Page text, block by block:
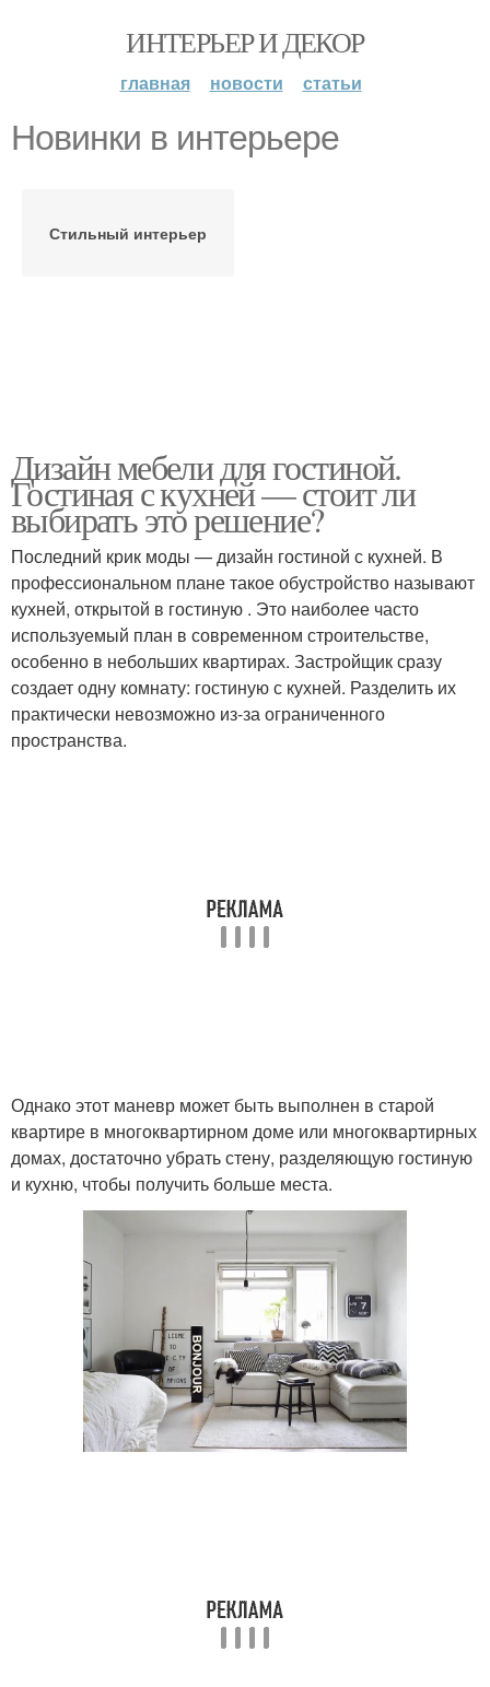
ИНТЕРЬЕР И ДЕКОР
главная новости статьи
Новинки в интерьере
Стильный интерьер
Дизайн мебели для гостиной.
Гостиная с кухней — стоит ли
выбирать это решение?
Последний крик моды — дизайн гостиной с кухней. В
профессиональном плане такое обустройство называют
кухней, открытой в гостиную . Это наиболее часто
используемый план в современном строительстве,
особенно в небольших квартирах. Застройщик сразу
создает одну комнату: гостиную с кухней. Разделить их
практически невозможно из-за ограниченного
пространства.
Однако этот маневр может быть выполнен в старой
квартире в многоквартирном доме или многоквартирных
домах, достаточно убрать стену, разделяющую гостиную
и кухню, чтобы получить больше места.